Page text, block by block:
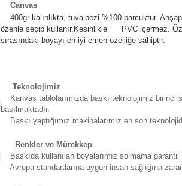
Canvas
400gr kalınlıkta, tuvalbezi %100 pamuktur.
özenle seçip kullanır. Kesinlikle PVC içermez.
sırasındaki boyayı en iyi emen özelliğe sahiptir.
Teknolojimiz
Kanvas tablolarımızda baskı teknolojimiz birinci
basılmaktadır.
Baskı yaptığımız makinalarımız en son
Renkler ve Mürekkep
Baskıda kullanılan boyalarımız solmama
Avrupa standartlarına uygun insan sağlığına